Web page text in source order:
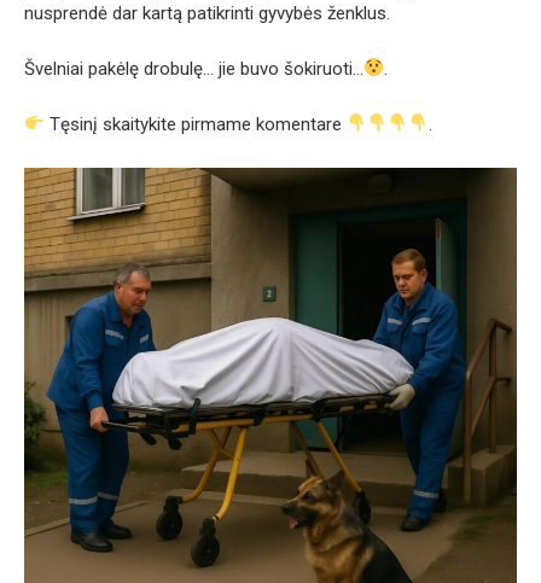
nusprendė dar kartą patikrinti gyvybės ženklus.
Švelniai pakėlę drobulę… jie buvo šokiruoti… .
Tęsinį skaitykite pirmame komentare .